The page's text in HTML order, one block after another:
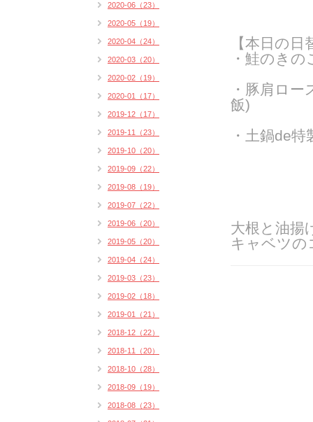
【本日の
・鮭のき
・豚肩ロ
飯)
・土鍋de
大根 と油揚
キャベツの
2020-06（23）
2020-05（19）
2020-04（24）
2020-03（20）
2020-02（19）
2020-01（17）
2019-12（17）
2019-11（23）
2019-10（20）
2019-09（22）
2019-08（19）
2019-07（22）
2019-06（20）
2019-05（20）
2019-04（24）
2019-03（23）
2019-02（18）
2019-01（21）
2018-12（22）
2018-11（20）
2018-10（28）
2018-09（19）
2018-08（23）